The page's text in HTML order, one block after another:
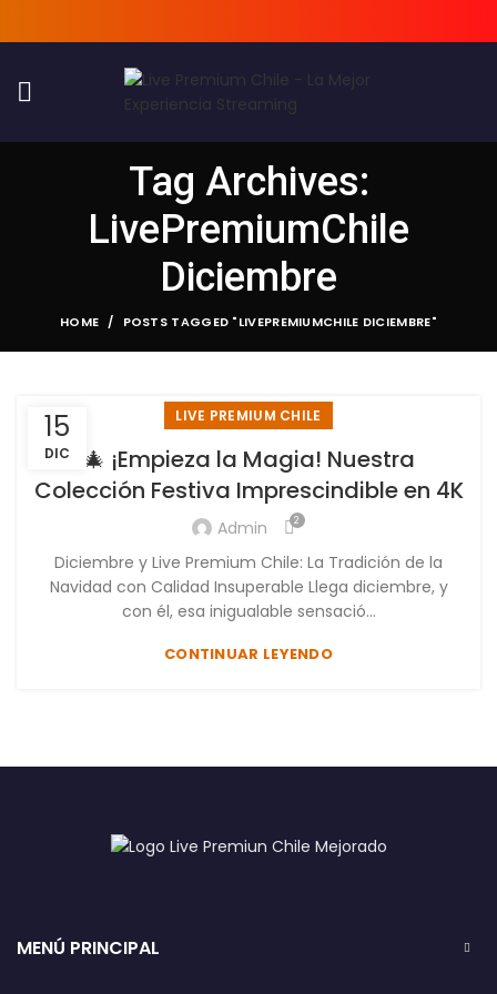
Tag Archives:
LivePremiumChile
Diciembre
HOME POSTS TAGGED "LIVEPREMIUMCHILE DICIEMBRE"
15
DIC
LIVE PREMIUM CHILE
🎄 ¡Empieza la Magia! Nuestra
Colección Festiva Imprescindible en 4K
Admin 2
Diciembre y Live Premium Chile: La Tradición de la
Navidad con Calidad Insuperable Llega diciembre, y
con él, esa inigualable sensació...
CONTINUAR LEYENDO
MENÚ PRINCIPAL